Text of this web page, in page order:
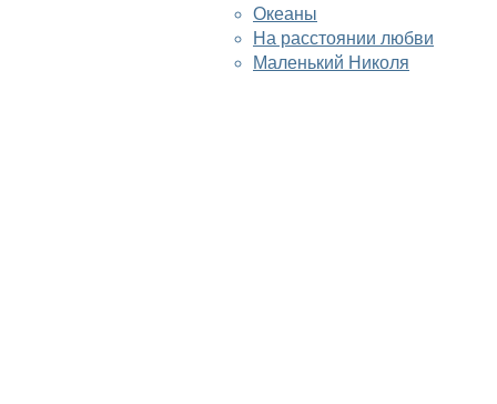
Океаны
На расстоянии любви
Маленький Николя